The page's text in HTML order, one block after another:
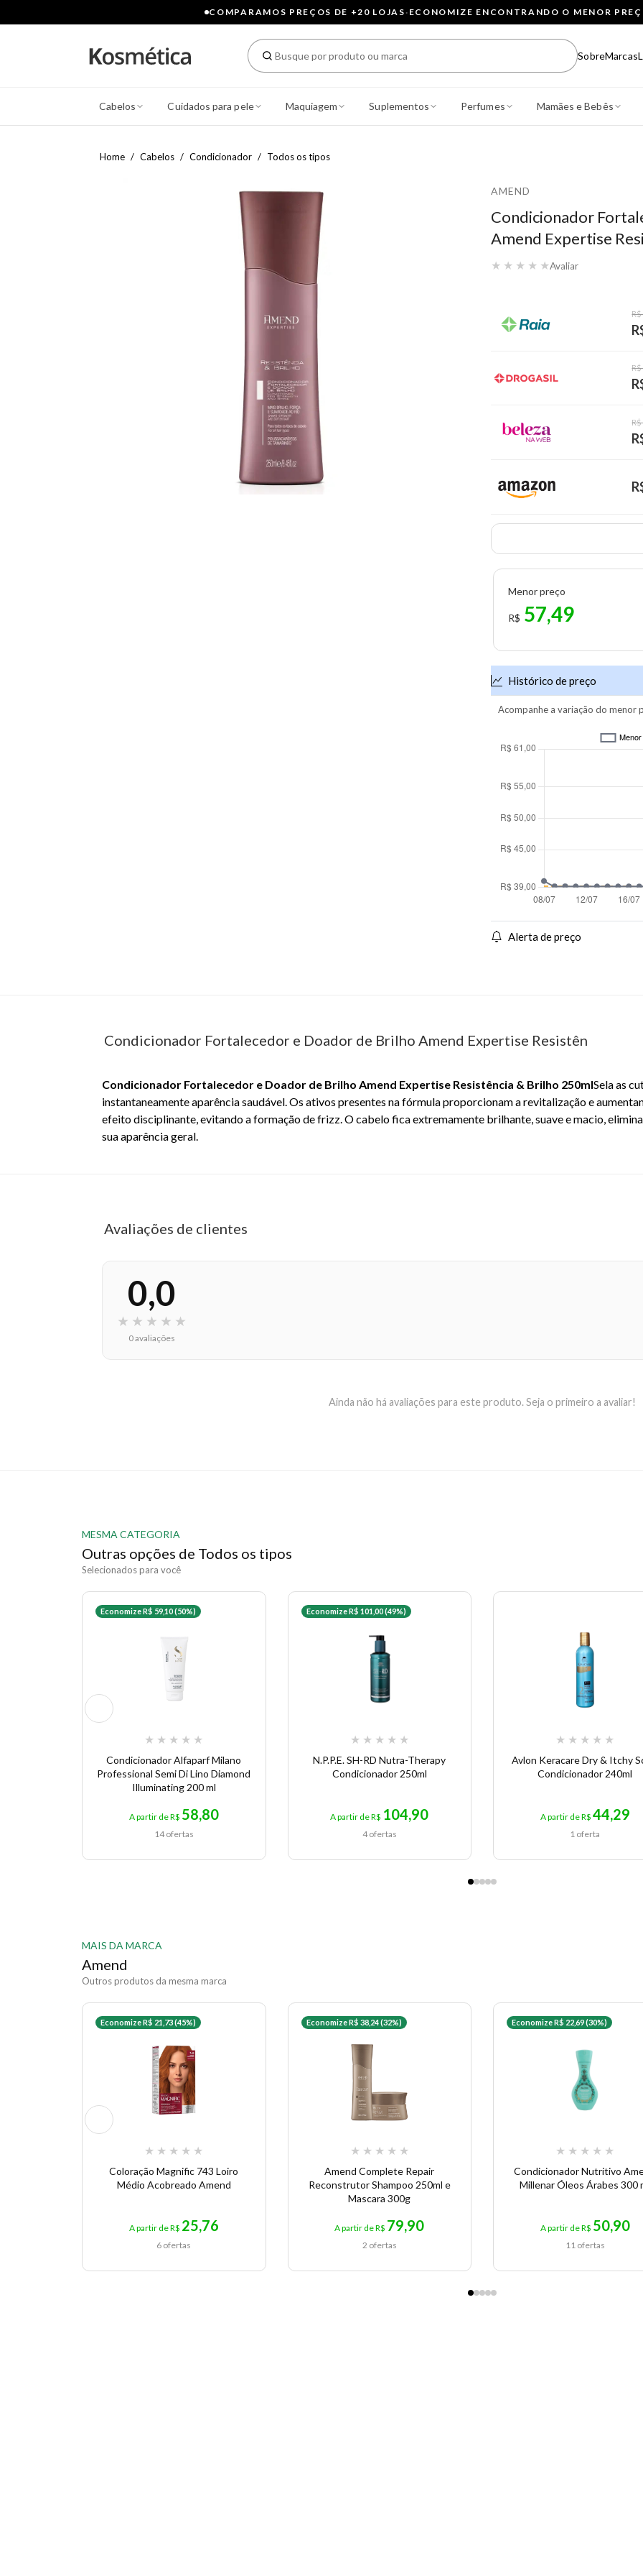
COMPARAMOS PREÇOS DE +20 LOJAS· ECONOMIZE ENCONTRANDO O MENOR
SobreMarcas
Cabelos Cuidados para pele Maquiagem Suplementos Perfumes Mamães e Bebês
Home Cabelos Condicionador Todos os tipos
AMEND
Condicionador
Amend Expertise
★ ★ ★ ★ ★Avaliar
Menor preço
R$ 57,49
Histórico de preço
Acompanhe a variação do menor
Alerta de preço
Condicionador Fortalecedor e Doador de Brilho Amend Expertise Resistên
Condicionador Fortalecedor e Doador de Brilho Amend Expertise Resistência & Brilho 250mlSela as
instantaneamente aparência saudável. Os ativos presentes na fórmula proporcionam a revitalização e
efeito disciplinante, evitando a formação de frizz. O cabelo fica extremamente brilhante, suave e macio,
sua aparência geral.
Avaliações de clientes
0,0
★ ★ ★ ★ ★
0 avaliações
Ainda não há avaliações para este produto. Seja o primeiro a avaliar!
MESMA CATEGORIA
Outras opções de Todos os tipos
Selecionados para você
Economize R$ 59,10 (50%)
★ ★ ★ ★ ★
Condicionador Alfaparf Milano
Professional Semi Di Lino Diamond
Illuminating 200 ml
A partir de R$ 58,80
14 ofertas
Economize R$ 101,00 (49%)
★ ★ ★ ★ ★
N.P.P.E. SH-RD Nutra-Therapy
Condicionador 250ml
A partir de R$ 104,90
4 ofertas
★ ★ ★ ★ ★
Avlon Keracare Dry & Itchy
Condicionador 240ml
A partir de R$ 44,29
1 oferta
MAIS DA MARCA
Amend
Outros produtos da mesma marca
Economize R$ 21,73 (45%)
★ ★ ★ ★ ★
Coloração Magnific 743 Loiro
Médio Acobreado Amend
A partir de R$ 25,76
6 ofertas
Economize R$ 38,24 (32%)
★ ★ ★ ★ ★
Amend Complete Repair
Reconstrutor Shampoo 250ml e
Mascara 300g
A partir de R$ 79,90
2 ofertas
Economize R$ 22,69 (30%)
★ ★ ★ ★ ★
Condicionador Nutritivo
Millenar Óleos Árabes 300
A partir de R$ 50,90
11 ofertas